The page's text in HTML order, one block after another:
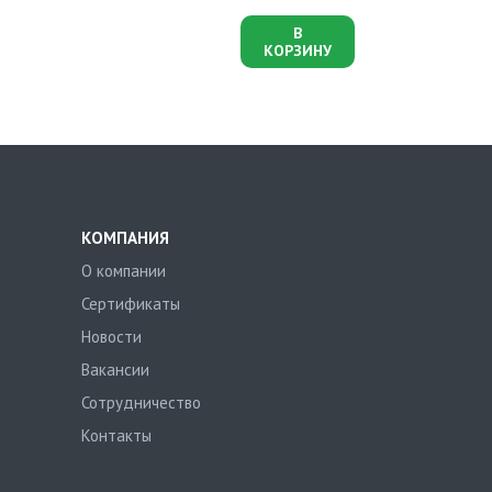
В
КОРЗИНУ
КОМПАНИЯ
О компании
Сертификаты
Новости
Вакансии
Сотрудничество
Контакты